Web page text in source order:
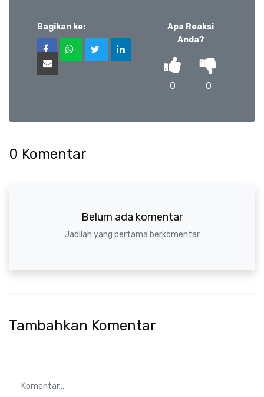
Bagikan ke:
Apa Reaksi
Anda?
0 0
0 Komentar
Belum ada komentar
Jadilah yang pertama berkomentar
Tambahkan Komentar